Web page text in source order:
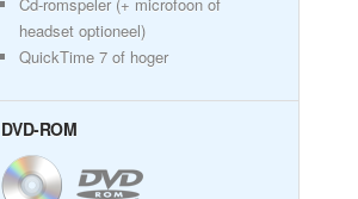
headset optioneel)
QuickTime 7 of hoger
DVD-ROM